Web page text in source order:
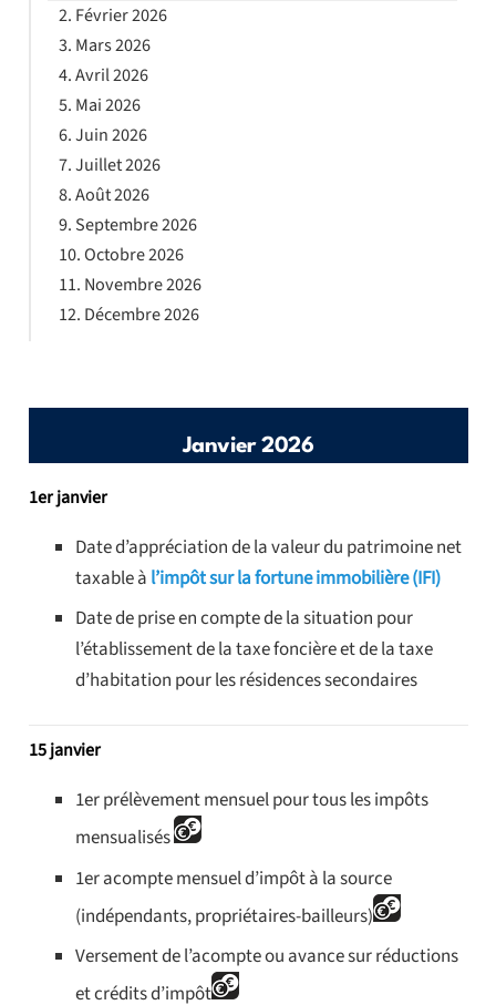
Janvier 2026
1er janvier
Date d’appréciation de la valeur du patrimoine net
taxable à l’impôt sur la fortune immobilière (IFI)
Date de prise en compte de la situation pour
l’établissement de la taxe foncière et de la taxe
d’habitation pour les résidences secondaires
15 janvier
1er prélèvement mensuel pour tous les impôts
mensualisés
1er acompte mensuel d’impôt à la source
(indépendants, propriétaires-bailleurs)
Versement de l’acompte ou avance sur réductions
et crédits d’impôt
Février 2026
Mars 2026
Avril 2026
Mai 2026
Juin 2026
Juillet 2026
Août 2026
Septembre 2026
Octobre 2026
Novembre 2026
Décembre 2026